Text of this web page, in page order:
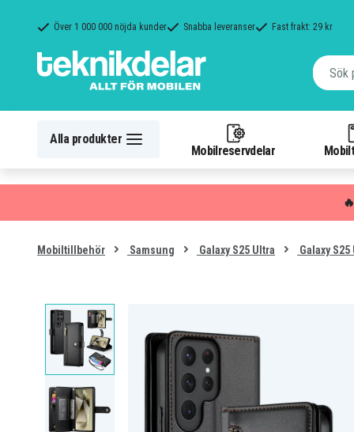
Över 1 000 000 nöjda kunder Snabba leveranser Fast frakt: 29 kr
Alla produkter
Mobilreservdelar
Mobiltillbehör Samsung Galaxy S25 Ultra Galaxy